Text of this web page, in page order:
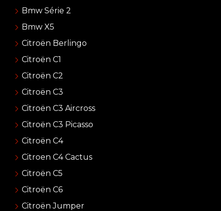
Bmw Série 2
Bmw X5
Citroën Berlingo
Citroën C1
Citroën C2
Citroën C3
Citroën C3 Aircross
Citroën C3 Picasso
Citroën C4
Citroen C4 Cactus
Citroën C5
Citroën C6
Citroën Jumper